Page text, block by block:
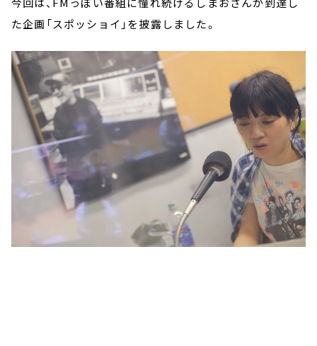
た企画「スポッショイ」を披露しました。